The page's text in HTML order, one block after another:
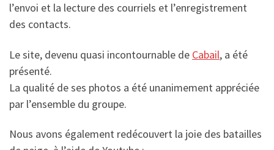
l’envoi et la lecture des courriels et l’enregistrement
des contacts.
Le site, devenu quasi incontournable de Cabail, a été
présenté.
La qualité de ses photos a été unanimement appréciée
par l’ensemble du groupe.
Nous avons également redécouvert la joie des batailles